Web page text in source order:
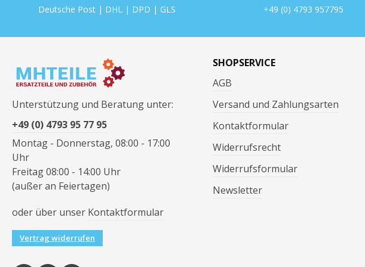
Deutsche Post | DHL | DPD | GLS +49 (0) 4793 957795
Unterstützung und Beratung unter:
+49 (0) 4793 95 77 95
Montag - Donnerstag, 08:00 - 17:00
Uhr
Freitag 08:00 - 14:00 Uhr
(außer an Feiertagen)
oder über unser Kontaktformular
Vertrag widerrufen
SHOPSERVICE
AGB
Versand und Zahlungsarten
Kontaktformular
Widerrufsrecht
Widerrufsformular
Newsletter